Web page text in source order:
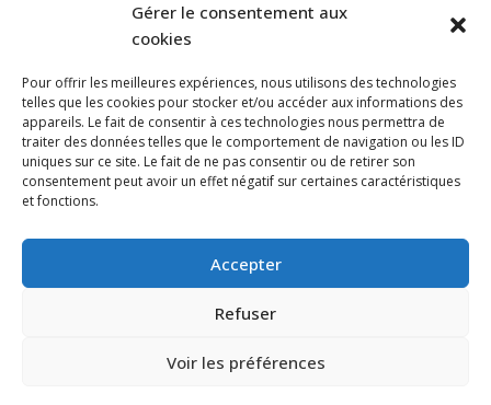
Gérer le consentement aux
cookies
Pour offrir les meilleures expériences, nous utilisons des technologies
telles que les cookies pour stocker et/ou accéder aux informations des
appareils. Le fait de consentir à ces technologies nous permettra de
traiter des données telles que le comportement de navigation ou les ID
uniques sur ce site. Le fait de ne pas consentir ou de retirer son
consentement peut avoir un effet négatif sur certaines caractéristiques
et fonctions.
Accepter
Refuser
Voir les préférences
0 / 180
Consentement*
En soumettant le formulaire j'accepte d'être contacté par
Dany Petit Conseil.Ces données sont collectées
uniquement dans le but de pouvoir vous contacter suite
Envoyer le message
MENTIONS LEGALES